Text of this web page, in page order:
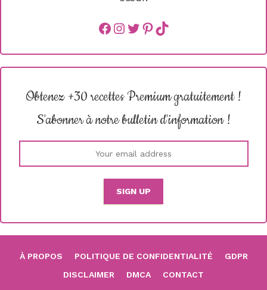
Facebook
instagram
Twitter
Pinterest
TikTok
Obtenez +30 recettes Premium gratuitement !
S'abonner à notre bulletin d'information !
À PROPOS POLITIQUE DE CONFIDENTIALITÉ
GDPR
DISCLAIMER
DMCA CONTACT